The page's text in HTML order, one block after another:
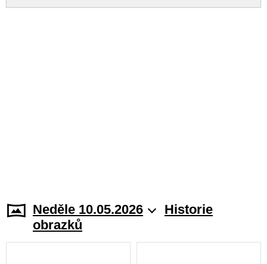
Neděle 10.05.2026
Historie
obrazků